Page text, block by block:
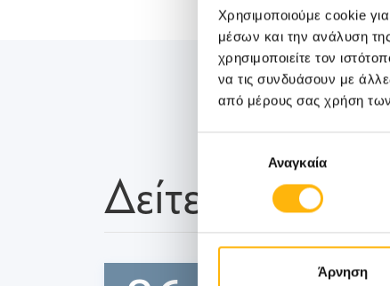
Χρησιμοποιούμε cookie
μέσων και την ανάλυση
χρησιμοποιείτε τον
να τις συνδυάσουν με
από μέρους σας χρήση
συγκατάθεσηςΑναγκαία
Άρνηση
Δείτε Επίσης